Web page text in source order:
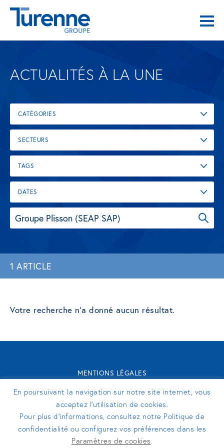
ACTUALITÉS À LA UNE
CATÉGORIES
SECTEURS
TAGS
DATES
1 ARTICLE
Votre recherche n'a donné aucun résultat.
MENTIONS LÉGALES
TURENNE GROUPE 2026 - SITE RÉALISÉ PAR
SUIVEZ-NOUS
En poursuivant la navigation sur notre site internet, vous
acceptez l’utilisation de cookies.
Pour plus d’informations, consultez notre Politique de
confidentialité ou configurez vos préférences dans les
Paramètres de cookies.